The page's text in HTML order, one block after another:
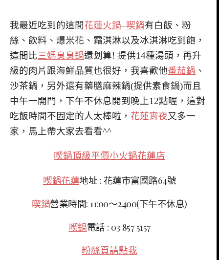
我最近吃到的這間花蓮火鍋–喫鍋有白飯、粉
絲、飲料、爆米花、霜淇淋以及冰淇淋吃到飽，
這間比三媽臭臭鍋還划算! 提供14種湯頭，再升
級的肉片跟海鮮品質也很好，我喜歡他番茄鍋 、
沙茶鍋，另外還有藥膳麻辣鍋(提供素食鍋)而且
中午一開門，下午不休息開到晚上12點喔，這對
吃飯時間不固定的人太棒啦， 花蓮宵夜又多一
家，馬上帶大家去看看^^
喫鍋頂級平價小火鍋花蓮店
喫鍋花蓮地址 : 花蓮市富國路64號
喫鍋營業時間: 11:00～2400(下午不休息)
喫鍋電話 : 03 857 5157
粉絲頁請點我